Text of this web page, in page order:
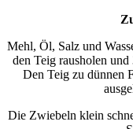
Mehl, Öl, Salz und
den Teig rausholen
Den Teig zu dünnen
Die Zwiebeln klein